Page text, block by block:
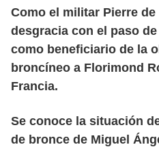
Como el militar Pierre de
desgracia con el paso
como beneficiario de la
broncíneo a Florimond
Francia.
Se conoce la situación
de bronce de Miguel